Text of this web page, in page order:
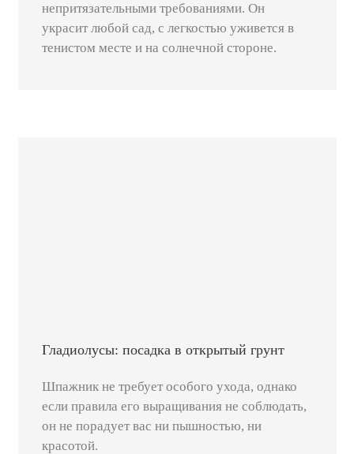
непритязательными требованиями. Он
украсит любой сад, с легкостью уживется в
тенистом месте и на солнечной стороне.
Гладиолусы: посадка в открытый грунт
Шпажник не требует особого ухода, однако
если правила его выращивания не соблюдать,
он не порадует вас ни пышностью, ни
красотой.